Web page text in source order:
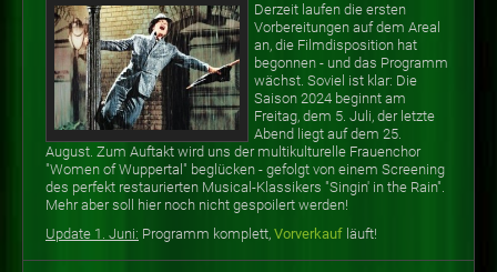
Derzeit laufen die ersten
Vorbereitungen auf dem Areal
an, die Filmdisposition hat
begonnen - und das Programm
wächst. Soviel ist klar: Die
Saison 2024 beginnt am
Freitag, dem 5. Juli, der letzte
Abend liegt auf dem 25.
August. Zum Auftakt wird uns der multikulturelle Frauenchor
"Women of Wuppertal" beglücken - gefolgt von einem Screening
des perfekt restaurierten Musical-Klassikers "Singin' in the Rain".
Mehr aber soll hier noch nicht gespoilert werden!
Update 1. Juni: Programm komplett, Vorverkauf läuft!